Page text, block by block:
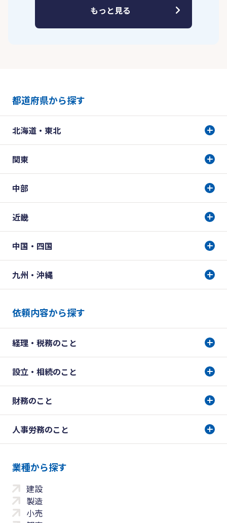
もっと見る
都道府県から探す
北海道・東北
関東
中部
近畿
中国・四国
九州・沖縄
依頼内容から探す
経理・税務のこと
設立・相続のこと
財務のこと
人事労務のこと
業種から探す
建設
製造
小売